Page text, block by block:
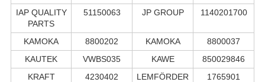
IAP QUALITY
PARTS
51150063 JP GROUP 1140201700
KAMOKA 8800202 KAMOKA
8800037
KAUTEK
VWBS035 KAWE
850029846
KRAFT
4230402 LEMFÖRDER 1765901